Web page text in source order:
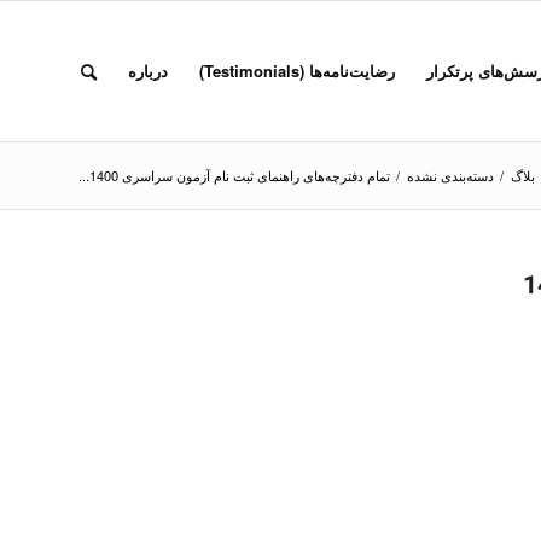
پرتکرار رضایت‌نامه‌ها (Testimonials) درباره
بلاگ / دسته‌بندی نشده / تمام دفترچه‌های راهنمای ثبت نام آزمون سراسری 1400...